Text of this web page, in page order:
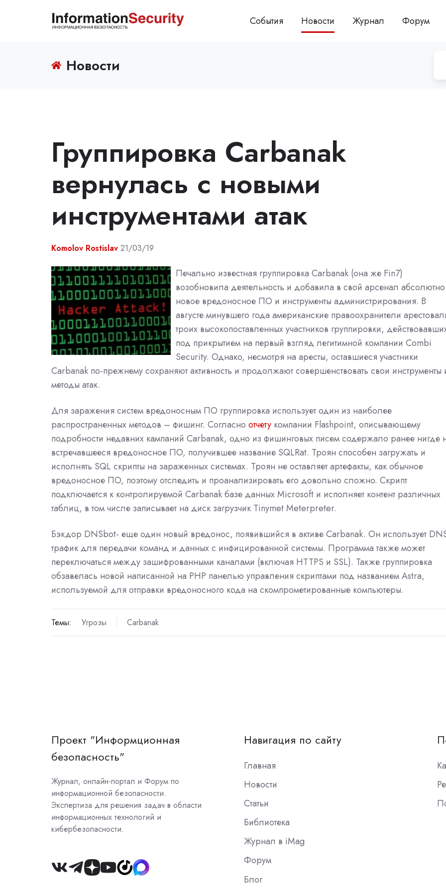
События Новости Журнал Форум
Новости
Группировка Carbanak
вернулась с новыми
инструментами атак
Komolov Rostislav 21/03/19
Печально известная группировка Carbanak (она же Fin7)
возобновила деятельность и добавила в свой арсенал абсолютно
новое вредоносное ПО и инструменты администрирования. В
августе минувшего года американские правоохранители
троих высокопоставленных участников группировки,
под прикрытием на первый взгляд легитимной компании Combi
Security. Однако, несмотря на аресты, оставшиеся участники
Carbanak по-прежнему сохраняют активность и продолжают совершенствовать свои инструменты
методы атак.
Для заражения систем вредоносным ПО группировка использует один из наиболее
распространенных методов – фишинг. Согласно отчету компании Flashpoint, описывающему
подробности недавних кампаний Carbanak, одно из фишинговых писем содержало ранее нигде
встречавшееся вредоносное ПО, получившее название SQLRat. Троян способен загружать и
исполнять SQL скрипты на зараженных системах. Троян не оставляет артефакты, как обычное
вредоносное ПО, поэтому отследить и проанализировать его довольно сложно. Скрипт
подключается к контролируемой Carbanak базе данных Microsoft и исполняет контент различных
таблиц, в том числе записывает на диск загрузчик Tinymet Meterpreter.
Бэкдор DNSbot- еще один новый вредонос, появившийся в активе Carbanak. Он использует
трафик для передачи команд и данных с инфицированной системы. Программа также может
переключаться между зашифрованными каналами (включая HTTPS и SSL). Также группировка
обзавелась новой написанной на PHP панелью управления скриптами под названием Astra,
используемой для отправки вредоносного кода на скомпрометированные компьютеры.
Темы: Угрозы Carbanak
Проект "Информционная
безопасность"
Журнал, онлайн-портал и Форум по
информационной безопасности.
Экспертиза для решения задач в области
информационных технологий и
кибербезопасности.
Join
Навигация по сайту
Главная
Новости
Статьи
Библиотека
Журнал в iMag
Форум
Блог